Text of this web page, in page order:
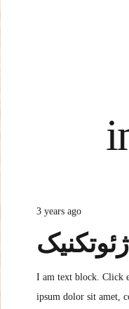
3 years ago
I am text block. Click
ipsum dolor sit amet,